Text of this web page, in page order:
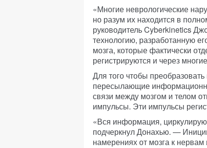
«Многие неврологические
но разум их находится в
руководитель Cyberkinetics
технологию, разработанную
мозга, которые фактически
регистрируются и через
Для того чтобы
пересылающие
связи между мозгом и телом
импульсы. Эти импульсы
«Вся информация,
подчеркнул Донахью. —
намерениях от мозга к